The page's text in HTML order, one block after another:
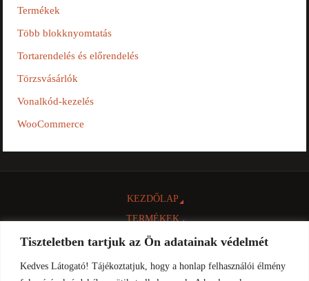
Tiszteletben tartjuk az Ön adatainak védelmét
Kedves Látogató! Tájékoztatjuk, hogy a honlap felhasználói élmény
Termékek
Több blokknyomtatás
Tortarendelés és előrendelés
Törzsvásárlók
Vonalkód-kezelés
WooCommerce
KEZDŐLAP
TERMÉKEK
NTAK
LETÖLTÉSEK